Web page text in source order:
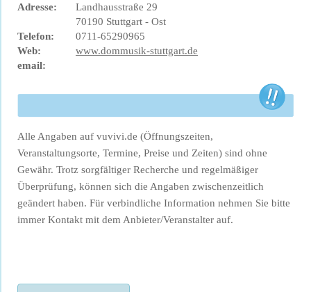
Adresse:
Landhausstraße 29
70190 Stuttgart - Ost
Telefon:
0711-65290965
Web:
www.dommusik-stuttgart.de
email:
Alle Angaben auf vuvivi.de (Öffnungszeiten,
Veranstaltungsorte, Termine, Preise und Zeiten) sind ohne
Gewähr. Trotz sorgfältiger Recherche und regelmäßiger
Überprüfung, können sich die Angaben zwischenzeitlich
geändert haben. Für verbindliche Information nehmen Sie bitte
immer Kontakt mit dem Anbieter/Veranstalter auf.